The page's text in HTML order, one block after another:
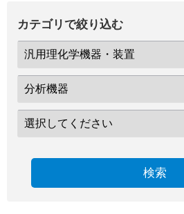
カテゴリで絞り込む
検索